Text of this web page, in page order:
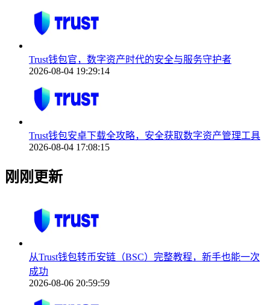
Trust钱包官，数字资产时代的安全与服务守护者
2026-08-04 19:29:14
Trust钱包安卓下载全攻略，安全获取数字资产管理工具
2026-08-04 17:08:15
刚刚更新
从Trust钱包转币安链（BSC）完整教程，新手也能一次
成功
2026-08-06 20:59:59